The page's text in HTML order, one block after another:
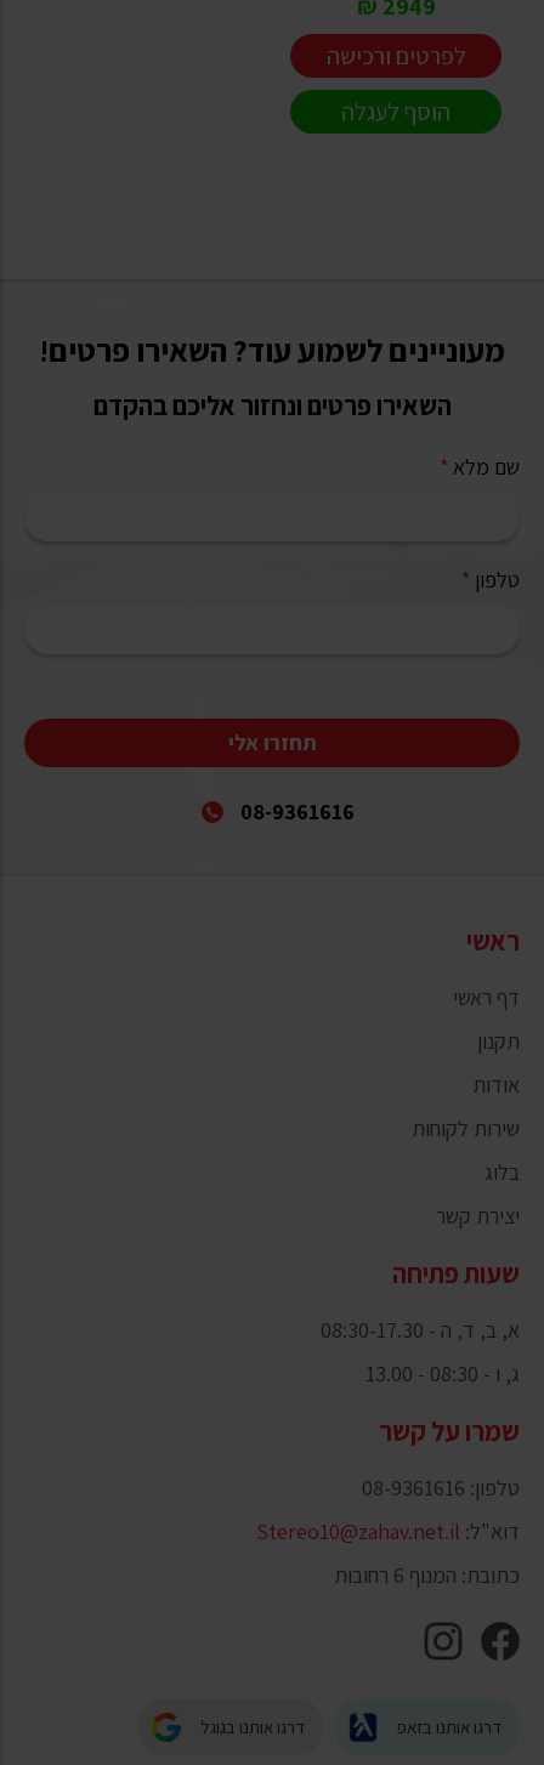
לפרטים ורכישה
הוסף לעגלה
מעוניינים לשמוע עוד? השאירו פרטים!
השאירו פרטים ונחזור אליכם בהקדם
שם מלא *
טלפון *
תחזרו אלי
08-9361616
ראשי
דף ראשי
תקנון
אודות
שירות לקוחות
בלוג
יצירת קשר
שעות פתיחה
א, ב, ד, ה - 08:30-17.30
ג, ו - 08:30 - 13.00
שמרו על קשר
טלפון: 08-9361616
דוא"ל: Stereo10@zahav.net.il
כתובת: המנוף 6 רחובות
דרגו אותנו בזאפ דרגו אותנו בגוגל